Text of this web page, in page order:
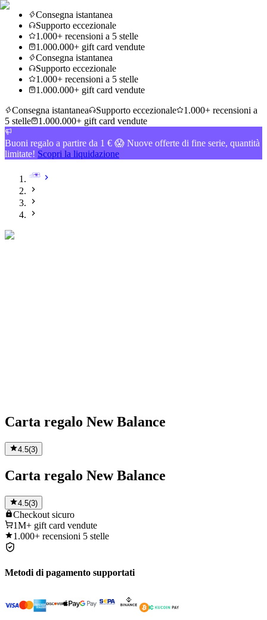
Consegna istantanea
Supporto eccezionale
1.000+ recensioni a 5 stelle
1.000.000+ gift card vendute
Consegna istantanea
Supporto eccezionale
1.000+ recensioni a 5 stelle
1.000.000+ gift card vendute
Consegna istantanea
Supporto eccezionale
1.000+ recensioni a
5 stelle
1.000.000+ gift card vendute
Buoni regalo a partire da 1 € 😱 Nuove offerte di fine serie, quantità
limitate! Scopri la liquidazione
Carta regalo New Balance
4.5(3)
Carta regalo New Balance
4.5(3)
Checkout sicuro
1M+ gift card vendute
1.000+ recensioni 5 stelle
Metodi di pagamento supportati